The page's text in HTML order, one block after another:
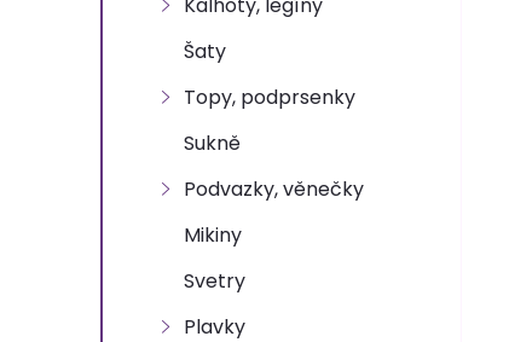
Šaty
Topy, podprsenky
Sukně
Podvazky, věnečky
Mikiny
Svetry
Plavky